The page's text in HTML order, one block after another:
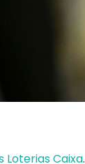
Loterias Caixa.